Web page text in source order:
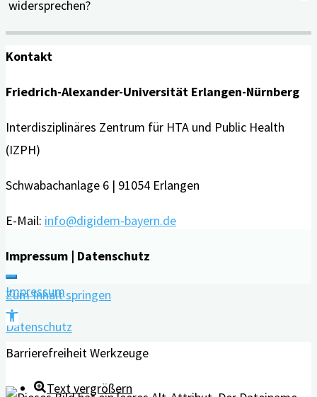
widersprechen?
Kontakt
Friedrich-Alexander-Universität Erlangen-Nürnberg
Interdisziplinäres Zentrum für HTA und Public Health
(IZPH)
Schwabachanlage 6 | 91054 Erlangen
E-Mail: info@digidem-bayern.de
Impressum | Datenschutz
Impressum
Datenschutz
Zum Inhalt springen
Werkzeugleiste
Barrierefreiheit Werkzeuge
Text vergrößern